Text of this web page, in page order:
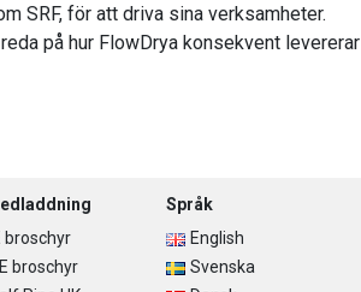
SRF, för att driva sina verksamheter.
på hur FlowDrya konsekvent levererar
broschyr
broschyr
Språk
English
Svenska